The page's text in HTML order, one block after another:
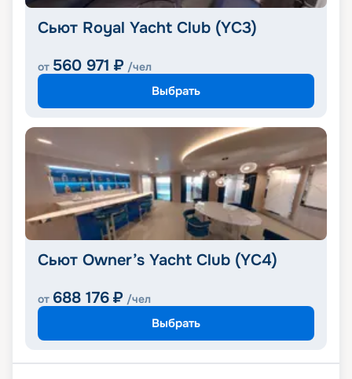
Сьют Royal Yacht Club (YC3)
от 560 971 ₽ /чел
Выбрать
Сьют Owner’s Yacht Club (YC4)
от 688 176 ₽ /чел
Выбрать